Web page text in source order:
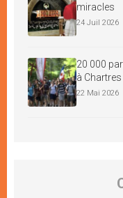
miracles
24 Juil 2026
20 000
à Chartres
22 Mai 2026